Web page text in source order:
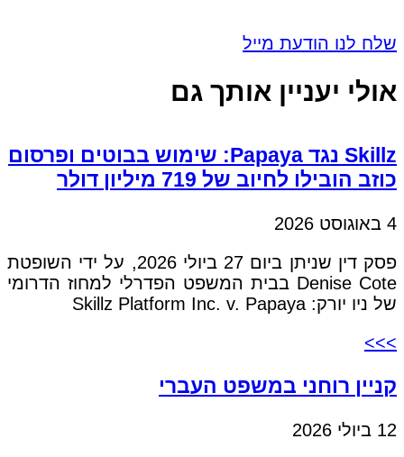
שלח לנו הודעת מייל
אולי יעניין אותך גם
Skillz נגד Papaya: שימוש בבוטים ופרסום
כוזב הובילו לחיוב של 719 מיליון דולר
4 באוגוסט 2026
פסק דין שניתן ביום 27 ביולי 2026, על ידי השופטת
Denise Cote בבית המשפט הפדרלי למחוז הדרומי
של ניו יורק: Skillz Platform Inc. v. Papaya
>>>
קניין רוחני במשפט העברי
12 ביולי 2026